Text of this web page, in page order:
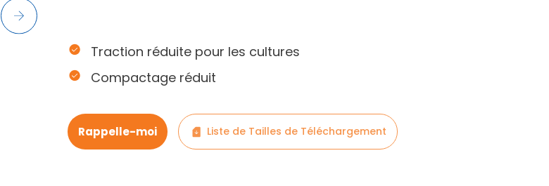
Traction réduite pour les cultures
Compactage réduit
Rappelle-moi Liste de Tailles de Téléchargement